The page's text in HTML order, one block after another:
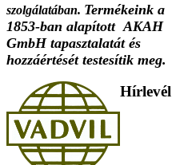
szolgálatában. Termékeink a
1853-ban alapított AKAH
GmbH tapasztalatát és
hozzáértését testesítik meg.
Hírlevél